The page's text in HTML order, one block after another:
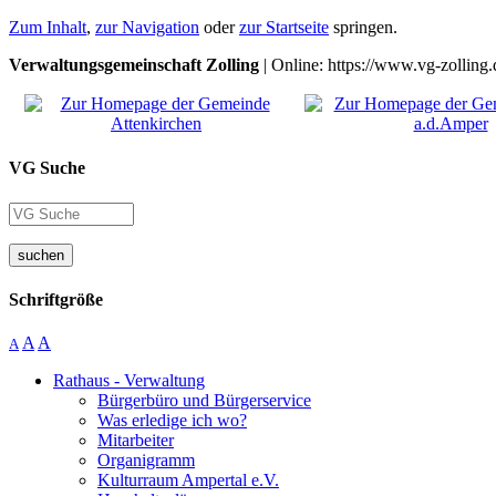
Zum Inhalt, zur Navigation oderzur Startseite springen.
Verwaltungsgemeinschaft Zolling | Online: https://www.vg-
VG Suche
suchen
Schriftgröße
A A A
Rathaus - Verwaltung
Bürgerbüro und Bürgerservice
Was erledige ich wo?
Mitarbeiter
Organigramm
Kulturraum Ampertal e.V.